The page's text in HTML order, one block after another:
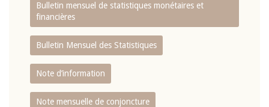
Bulletin mensuel de statistiques monétaires et
financières
Bulletin Mensuel des Statistiques
Note d’information
Note mensuelle de conjoncture